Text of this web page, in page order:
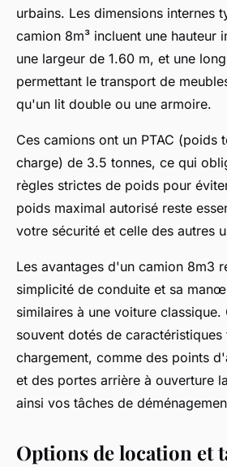
urbains. Les dimensions internes
camion 8m³ incluent une hauteur
une largeur de 1.60 m, et une
permettant le transport de
qu'un lit double ou une armoire.
Ces camions ont un PTAC (poids
charge) de 3.5 tonnes, ce qui
règles strictes de poids pour
poids maximal autorisé reste
votre sécurité et celle des autres
Les avantages d'un camion 8m3
simplicité de conduite et sa
similaires à une voiture classique.
souvent dotés de
chargement, comme des points
et des portes arrière à ouverture
ainsi vos tâches de
Options de location et